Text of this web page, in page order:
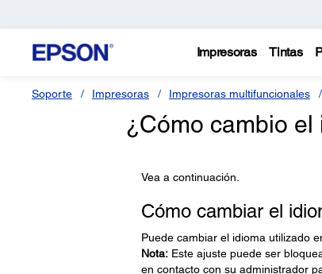
Impresoras Tintas
Soporte Impresoras Impresoras multifuncionales
¿Cómo cambio
Vea a continuación.
Cómo cambiar el
Puede cambiar el idioma utilizado
Nota:Este ajuste puede ser
en contacto con su administrador